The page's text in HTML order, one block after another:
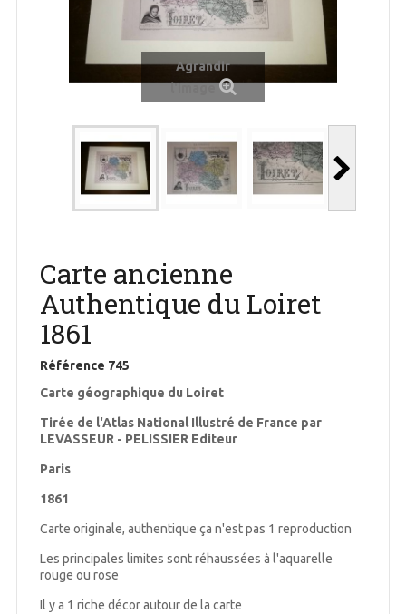
Agrandir
Carte ancienne
Authentique du Loiret
1861
Référence 745
Carte géographique du Loiret
Tirée de l'Atlas National Illustré de France par
LEVASSEUR - PELISSIER Editeur
Paris
1861
Carte originale, authentique ça n'est pas 1 reproduction
Les principales limites sont réhaussées à l'aquarelle
rouge ou rose
Il y a 1 riche décor autour de la carte